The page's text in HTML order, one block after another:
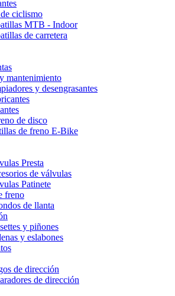
ciclismo
MTB - Indoor
de carretera
mantenimiento
y desengrasantes
de disco
de freno E-Bike
Presta
de válvulas
Patinete
freno
de llanta
y piñones
y eslabones
de dirección
de dirección